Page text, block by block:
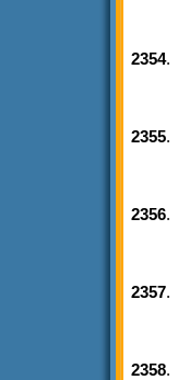
2354.
2355.
2356.
2357.
2358.